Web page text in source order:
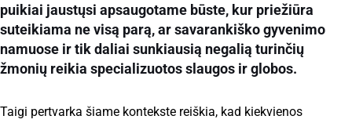
puikiai jaustųsi apsaugotame būste, kur priežiūra
suteikiama ne visą parą, ar savarankiško gyvenimo
namuose ir tik daliai sunkiausią negalią turinčių
žmonių reikia specializuotos slaugos ir globos.
Taigi pertvarka šiame kontekste reiškia, kad kiekvienos